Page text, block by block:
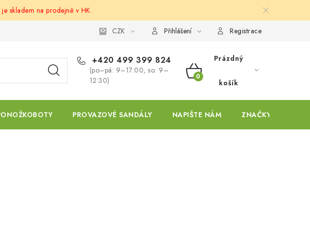
skladem na prodejně v HK.
CZK Přihlášení Registrace
+420 499 399 824
(po–pá: 9–17:00, so: 9–
12:30)
NÁKUPNÍ
KOŠÍK
Prázdný
košík
PROVAZOVÉ SANDÁLY NAPIŠTE NÁM ZNAČKY